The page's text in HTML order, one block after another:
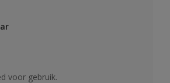
voor gebruik.